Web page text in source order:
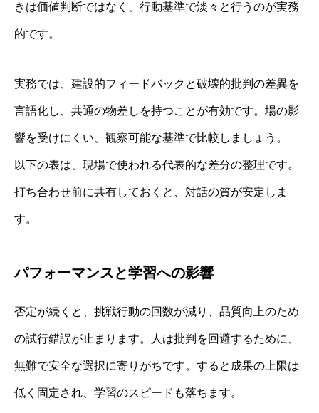
きは価値判断ではなく、行動基準で淡々と行うのが実務
的です。
実務では、建設的フィードバックと破壊的批判の差異を
言語化し、共通の物差しを持つことが有効です。場の影
響を受けにくい、観察可能な基準で比較しましょう。
以下の表は、現場で使われる代表的な差分の整理です。
打ち合わせ前に共有しておくと、対話の質が安定しま
す。
パフォーマンスと学習への影響
否定が続くと、挑戦行動の回数が減り、品質向上のため
の試行錯誤が止まります。人は批判を回避するために、
無難で安全な選択に寄りがちです。すると成果の上限は
低く固定され、学習のスピードも落ちます。